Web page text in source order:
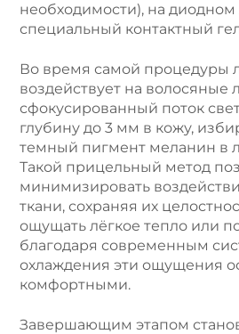
необходимости), на диодном
специальный контактный
Во время самой процедуры
воздействует на волосяные
сфокусированный поток
глубину до 3 мм в кожу,
темный пигмент меланин в
Такой прицельный метод
минимизировать
ткани, сохраняя их
ощущать лёгкое тепло или
благодаря современным
охлаждения эти ощущения
комфортными.
Завершающим этапом